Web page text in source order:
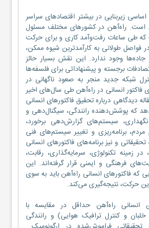
زیربنایی در بیشتر اقتصادهای سراسر
است. راه‌آهن در کشورهای مختلف مسئول
طی ساعات رفت‌وآمد کاری و برای حرکت
فواصل طولانی به کارآمدترین شیوه ممکن،
جاده‌‌ها وجود ندارد. این نقش بسیار حائز
برجسته و پیشنهاداتی برای فلسفه‌ها
شبکه جدید منجر به صعود ناگهانی در
فاکتور انسانی در راه‌آهن طی سال‌های اخیر
دیدگاهی درباره تحقیق فاکتورهای انسانی
که پوشش‌دهنده رانندگی، سیگنال‌دهی و
سیستم‌های گزارش‌دهی برخورد،
برنامه‌ریزی و تغییر سیستم‌های فنی
و نیز برنامه‌های فاکتورهای انسانی
زمینه تکنولوژی، سرمایه‌گذاری، رقابت،
فرهنگی و ایمنی قرار گرفته‌اند. این
که فاکتورهای انسانی راه‌آهن باید به سوی
حرکت، نتیجه‌گیری می‌کند.
انسانی راه‌آهن حداقل در مقایسه با
خلبان و کنترل ترافیک هوایی) و رانندگی